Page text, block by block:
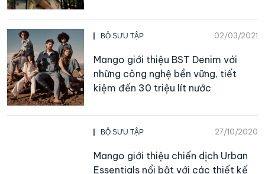
BỘ SƯU TẬP 02/03/2021
Mango giới thiệu BST Denim với
những công nghệ bền vững, tiết
kiệm đến 30 triệu lít nước
BỘ SƯU TẬP 27/10/2020
Mango giới thiệu chiến dịch Urban
Essentials nổi bật với các thiết kế